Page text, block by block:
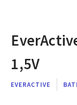
1,5V
EVERACTIVE